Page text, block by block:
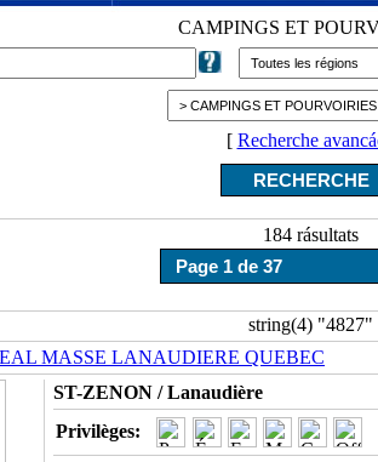
CAMPINGS ET
[ Recherche
184 rásultats
string(4) "4827"
MASSE LANAUDIERE QUEBEC
ST-ZENON / Lanaudière
Privilèges: